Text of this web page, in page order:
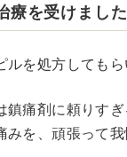
療を受けまし
ルを処方してもら
鎮痛剤に頼りす
みを、頑張って